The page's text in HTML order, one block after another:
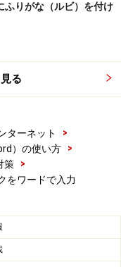
ふりがな（ルビ）を付け
る
ターネット
>
）の使い方
>
策
>
をワードで入力